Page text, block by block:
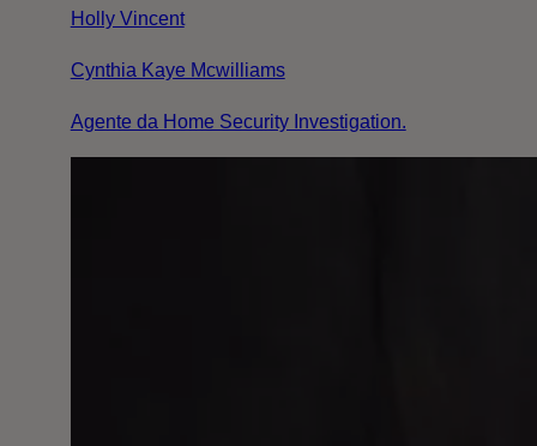
Holly Vincent
Cynthia Kaye Mcwilliams
Agente da Home Security Investigation.